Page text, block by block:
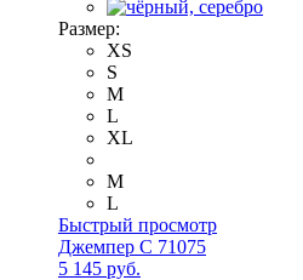
Размер:
XS
S
M
L
XL
M
L
Быстрый просмотр
Джемпер С 71075
5 145 руб.